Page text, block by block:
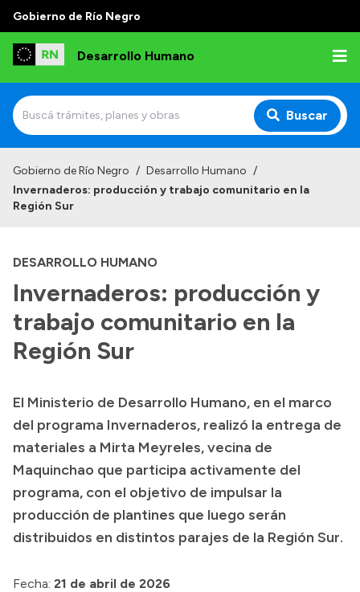
Gobierno de Río Negro
Desarrollo Humano
Buscar
Institucional
Autoridades
Delegaciones
Normativa
Presupuesto
Boletín Oficial
Compras y licitaciones
Consulta de expedientes
Consulta de pago a proveedores
Convocatorias
Gobierno de Río Negro / Desarrollo Humano /
Invernaderos: producción y trabajo comunitario en la
Región Sur
DESARROLLO HUMANO
Invernaderos: producción y
trabajo comunitario en la
Región Sur
El Ministerio de Desarrollo Humano, en el marco
del programa Invernaderos, realizó la entrega de
materiales a Mirta Meyreles, vecina de
Maquinchao que participa activamente del
programa, con el objetivo de impulsar la
producción de plantines que luego serán
distribuidos en distintos parajes de la Región Sur.
Fecha: 21 de abril de 2026